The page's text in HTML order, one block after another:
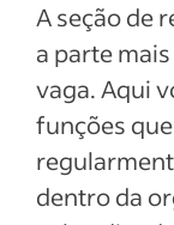
A seção de
a parte
vaga. Aqui
funções
dentro da